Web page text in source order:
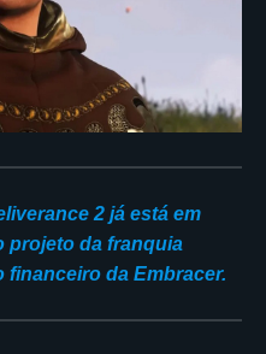
2 já está em
projeto da franquia
da Embracer.